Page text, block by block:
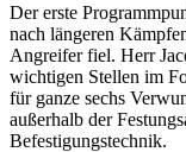
Der erste
nach längeren
Angreifer fiel. Herr
wichtigen Stellen im
für ganze sechs
außerhalb der
Befestigungstechnik.